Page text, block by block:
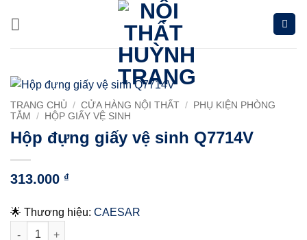
TRANG CHỦ / CỬA HÀNG NỘI THẤT /
PHỤ KIỆN PHÒNG
TẮM
/ HỘP GIẤY VỆ SINH
Hộp đựng giấy vệ sinh Q7714V
313.000 ₫
🌟 Thương hiệu: CAESAR
Hộp đựng giấy vệ sinh Q7714V số lượng